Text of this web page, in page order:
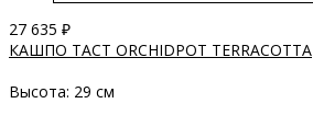
27 635 ₽
КАШПО TACT ORCHIDPOT TERRACOTTA
Высота: 29 см